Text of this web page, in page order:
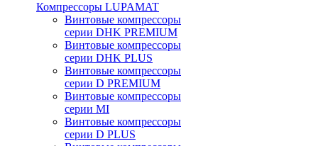
Компрессоры LUPAMAT
Винтовые компрессоры
серии DHK PREMIUM
Винтовые компрессоры
серии DHK PLUS
Винтовые компрессоры
серии D PREMIUM
Винтовые компрессоры
серии MI
Винтовые компрессоры
серии D PLUS